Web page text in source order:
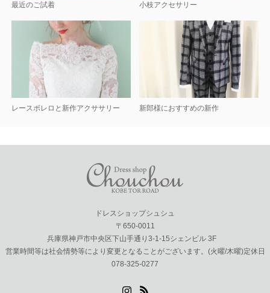
最近のご試着 小枝アクセサリー
レースボレロと新作アクササリー 新郎様におすすめの新作
ドレスショップシュシュ
〒650-0011
兵庫県神戸市中央区下山手通り3-1-15シェンビル 3F
営業時間等は社会情勢等により変更となることがございます。(火曜/木曜)定休日
078-325-0277